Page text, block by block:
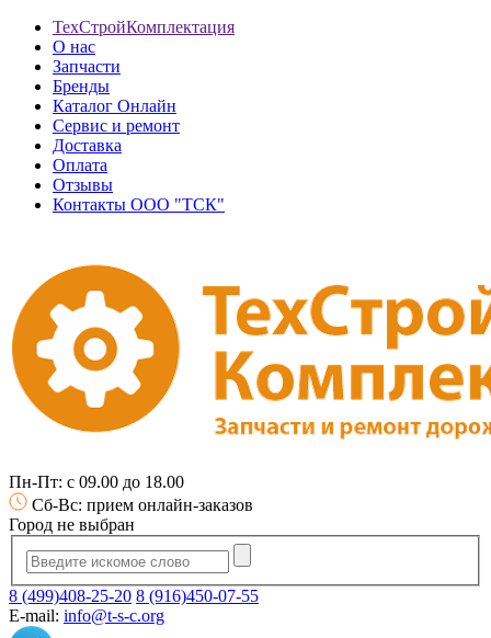
ТехСтройКомплектация
О нас
Запчасти
Бренды
Каталог Онлайн
Сервис и ремонт
Доставка
Оплата
Отзывы
Контакты ООО "ТСК"
Пн-Пт: с 09.00 до 18.00
Сб-Вс: прием онлайн-заказов
Город не выбран
8 (499)408-25-20 8 (916)450-07-55
E-mail: info@t-s-c.org